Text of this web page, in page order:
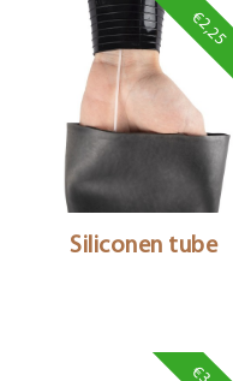
€2,25
Siliconen tube